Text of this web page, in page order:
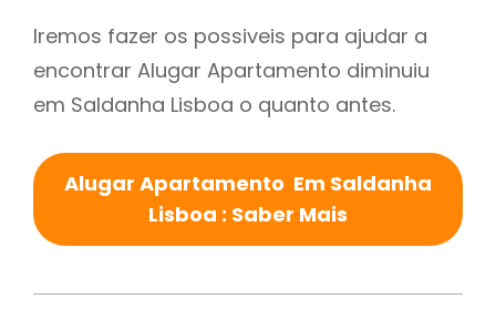
Iremos fazer os possiveis para ajudar a
encontrar Alugar Apartamento diminuiu
em Saldanha Lisboa o quanto antes.
Alugar Apartamento Em Saldanha
Lisboa : Saber Mais